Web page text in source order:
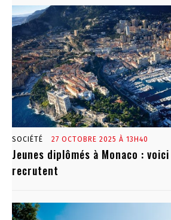
SOCIÉTÉ 27 OCTOBRE 2025 À 13H40
Jeunes diplômés à Monaco :
recrutent